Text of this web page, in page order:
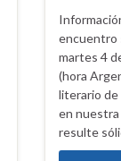
encuentro
martes 4
(hora
literario de
en
resulte